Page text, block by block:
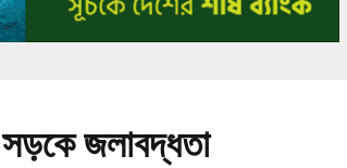
সড়কে জলাবদ্ধতা